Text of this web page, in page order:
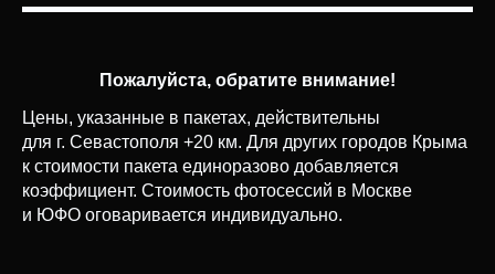
Пожалуйста, обратите внимание!
Цены, указанные в пакетах, действительны
для г. Севастополя +20 км. Для других городов Крыма
к стоимости пакета единоразово добавляется
коэффициент. Стоимость фотосессий в Москве
и ЮФО оговаривается индивидуально.